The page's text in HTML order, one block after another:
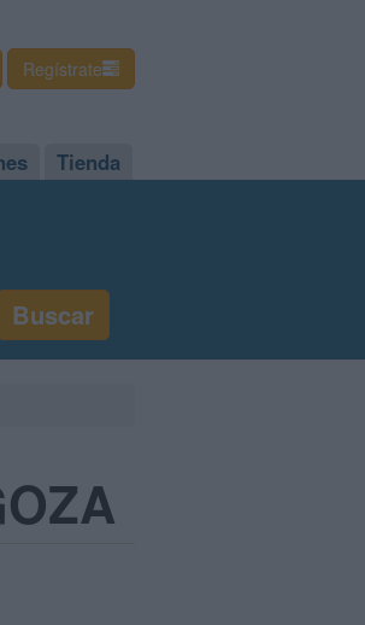
Regístrate
Tienda